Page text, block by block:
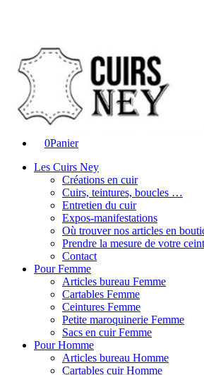
0Panier
Les Cuirs Ney
Créations en cuir
Cuirs, teintures, boucles …
Entretien du cuir
Expos-manifestations
Où trouver nos articles en
Prendre la mesure de votre
Contact
Pour Femme
Articles bureau Femme
Cartables Femme
Ceintures Femme
Petite maroquinerie Femme
Sacs en cuir Femme
Pour Homme
Articles bureau Homme
Cartables cuir Homme